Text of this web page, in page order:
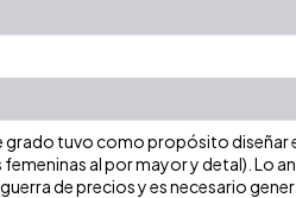
grado tuvo como propósito diseñar
al por mayor y detal). Lo
de precios y es necesario